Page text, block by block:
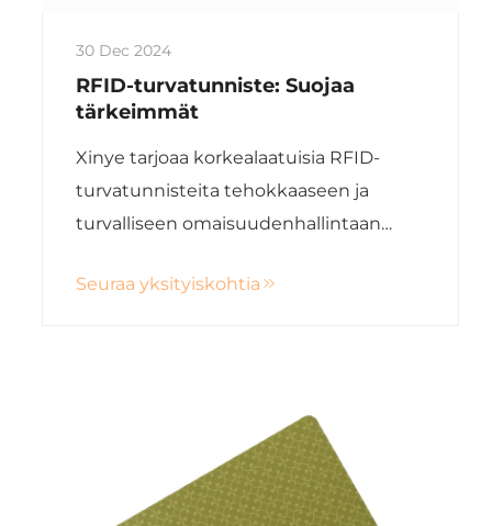
30 Dec 2024
RFID-turvatunniste: Suojaa
tärkeimmät
Xinye tarjoaa korkealaatuisia RFID-
turvatunnisteita tehokkaaseen ja
turvalliseen omaisuudenhallintaan
lääketieteen ja arvokkaiden tuotteiden
Seuraa yksityiskohtia